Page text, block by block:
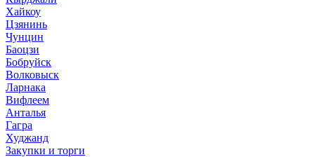
Хайкоу
Цзянинь
Чунцин
Баоцзи
Бобруйск
Волковыск
Ларнака
Вифлеем
Анталья
Гагра
Худжанд
Закупки и торги